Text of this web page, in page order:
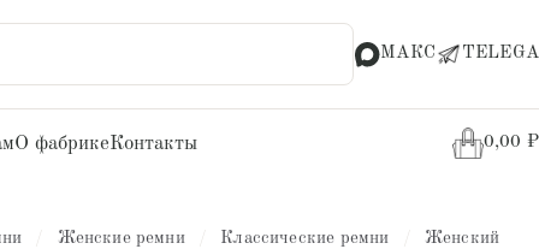
МАКС TELEGA
О фабрикеКонтакты 0,00 ₽
Женские ремни Классические ремни
Женский